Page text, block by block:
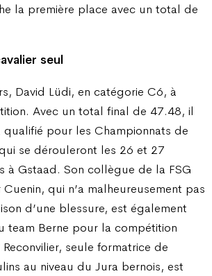
la première place avec un total de
seul
David Lüdi, en catégorie C6, à
Avec un total final de 47.48, il
qualifié pour les Championnats de
se dérouleront les 26 et 27
à Gstaad. Son collègue de la FSG
Cuenin, qui n’a malheureusement pas
d’une blessure, est également
team Berne pour la compétition
Reconvilier, seule formatrice de
au niveau du Jura bernois, est